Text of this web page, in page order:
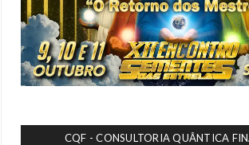
CQF - CONSULTORIA QUÂNTICA